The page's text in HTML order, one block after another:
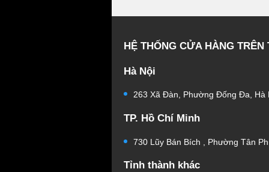
HỆ THỐNG CỬA HÀNG TRÊN
Hà Nội
263 Xã Đàn, Phường Đống Đa, Hà
TP. Hồ Chí Minh
730 Lũy Bán Bích , Phường Tân
Tỉnh thành khác